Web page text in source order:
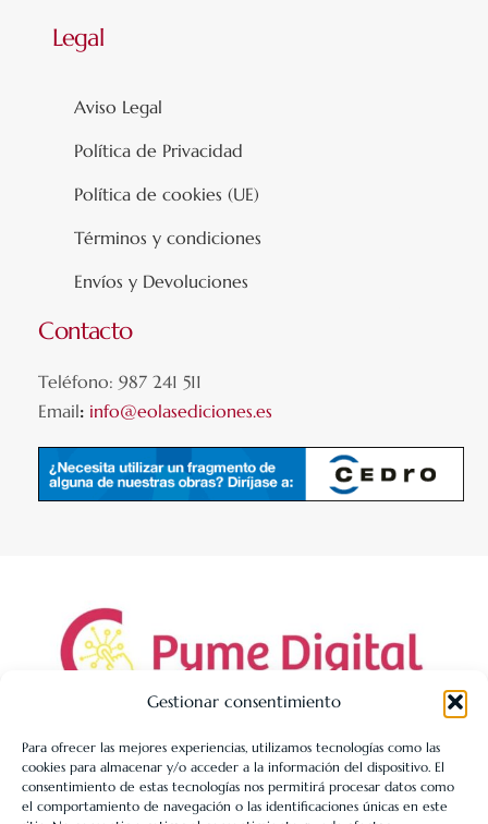
Gestionar consentimiento
Para ofrecer las mejores experiencias, utilizamos tecnologías como las
cookies para almacenar y/o acceder a la información del dispositivo. El
consentimiento de estas tecnologías nos permitirá procesar datos como
el comportamiento de navegación o las identificaciones únicas en este
Legal
Aviso Legal
Política de Privacidad
Política de cookies (UE)
Términos y condiciones
Envíos y Devoluciones
Contacto
Teléfono: 987 241 511
Email: info@eolasediciones.es
LIBRERÍA UNIVERSITARIA LEÓN 1980 SLL ha sido beneficiaria
de Fondos Europeos, cuyo objetivo es la mejora de la